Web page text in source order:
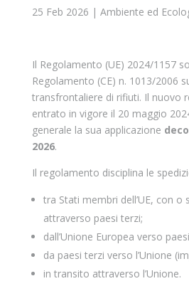
25 Feb 2026 | Ambiente ed
Il Regolamento (UE) 2024/1157
Regolamento (CE) n. 1013/2006
transfrontaliere di rifiuti. Il nuovo
entrato in vigore il 20 maggio
generale la sua applicazione
2026.
Il regolamento disciplina le
tra Stati membri dell’UE, con o
attraverso paesi terzi;
dall’Unione Europea verso
da paesi terzi verso l’Unione
in transito attraverso l’Unione.